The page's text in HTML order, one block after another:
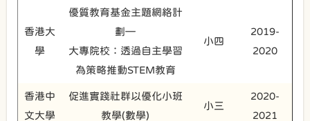
香港大
學
優質教育基金主題網絡計
劃—
大專院校：透過自主學習
為策略推動STEM教育
小四
2019-
2020
香港中
文大學
促進實踐社群以優化小班
教學(數學)
小三
2020-
2021